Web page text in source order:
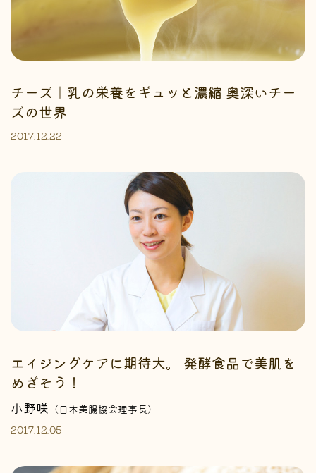
チーズ｜乳の栄養をギュッと濃縮 奥深いチー
ズの世界
2017.12.22
エイジングケアに期待大。 発酵食品で美肌を
めざそう！
小野咲 （日本美腸協会理事長）
2017.12.05